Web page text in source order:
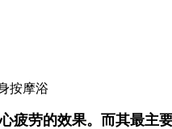
劳的效果。而其最主